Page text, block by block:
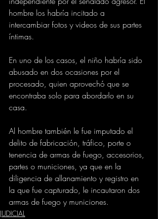
hombre los habría incitado a
intercambiar fotos y videos de sus partes
íntimas.
En uno de los casos, el niño habría sido
abusado en dos ocasiones por el
procesado, quien aprovechó que se
encontraba solo para abordarlo en su
casa.
Al hombre también le fue imputado el
delito de fabricación, tráfico, porte o
tenencia de armas de fuego, accesorios,
partes o municiones, ya que en la
diligencia de allanamiento y registro en
la que fue capturado, le incautaron dos
armas de fuego y municiones.
JUDICIAL